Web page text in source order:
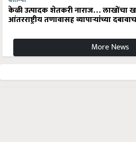
केळी उत्पादक शेतकरी नाराज… लाखोंचा
आंतरराष्ट्रीय तणावासह व्यापाऱ्यांच्या
More News